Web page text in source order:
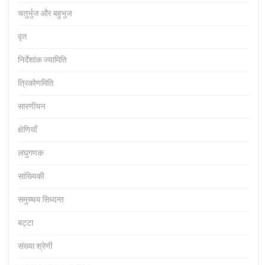
चतुर्भुज और बहुभुज
वृत
निर्देशांक ज्यामिति
त्रिकोणमिति
सारणीयन
क्षेणियाँ
लघुगणक
सांख्यिकी
समुच्चय सिध्दन्त
बट्टा
संख्या श्रेणी